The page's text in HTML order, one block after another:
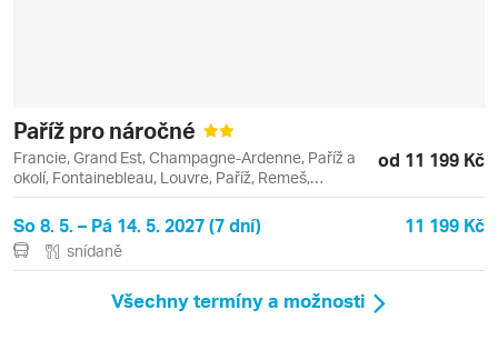
Paříž pro náročné
Francie, Grand Est, Champagne-Ardenne, Paříž a
okolí, Fontainebleau, Louvre, Paříž, Remeš,
Versailles
od 11 199 Kč
So 8. 5. – Pá 14. 5. 2027 (7 dní) 11 199 Kč
snídaně
Všechny termíny a možnosti